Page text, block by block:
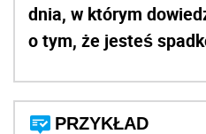
dnia, w którym
o tym, że jesteś
PRZYKŁAD